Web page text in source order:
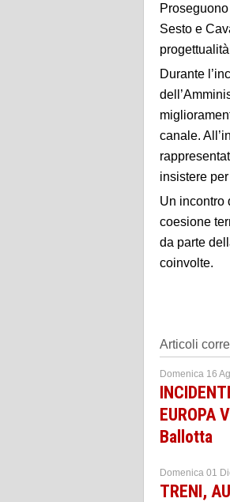
Sesto e
Durante
canale.
insistere
Un incontro
coesione
da parte
coinvolte.
Articoli
Domenica 16
EUROPA
Ballotta
Domenica 01
TRENI,